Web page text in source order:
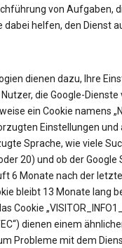
von Aufgaben,
dabei helfen, den Dienst
dienen dazu, Ihre
die Google-
ein Cookie namens
Einstellungen und
Sprache, wie viele
20) und ob der Google
6 Monate nach der
bleibt 13 Monate lang
Cookie
dienen einem
Probleme mit dem